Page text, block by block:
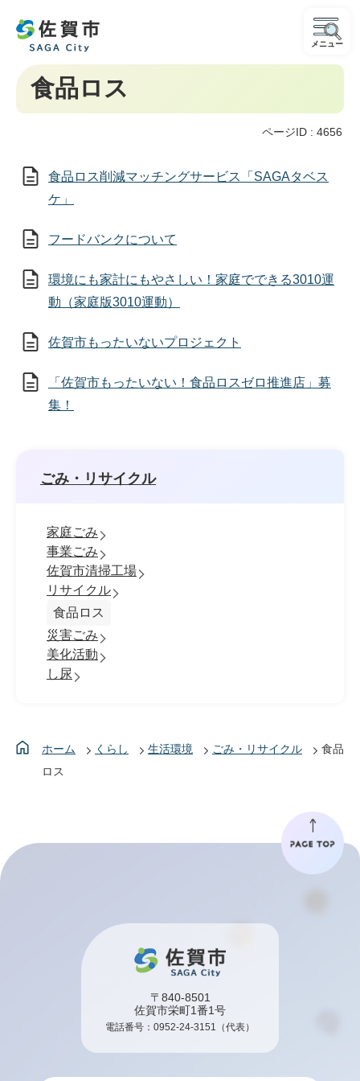
メニュー
食品ロス
ページID : 4656
食品ロス削減マッチングサービス「SAGAタベス
ケ」
フードバンクについて
環境にも家計にもやさしい！家庭でできる3010運
動（家庭版3010運動）
佐賀市もったいないプロジェクト
「佐賀市もったいない！食品ロスゼロ推進店」募
集！
ごみ・リサイクル
家庭ごみ
事業ごみ
佐賀市清掃工場
リサイクル
食品ロス
災害ごみ
美化活動
し尿
ホーム くらし 生活環境 ごみ・リサイクル
食品
ロス
〒840-8501
佐賀市栄町1番1号
電話番号： 0952-24-3151 （代表）